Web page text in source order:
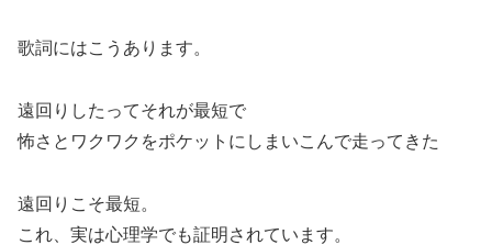
歌詞にはこうあります。
遠回りしたってそれが最短で
怖さとワクワクをポケットにしまいこんで走ってきた
遠回りこそ最短。
これ、実は心理学でも証明されています。